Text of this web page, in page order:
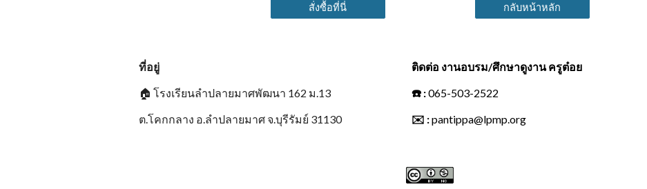
สั่งซื้อที่นี่ กลับหน้าหลัก
ที่อยู่
🏠โรงเรียนลำปลายมาศพัฒนา 162 ม.13
ต.โคกกลาง อ.ลำปลายมาศ จ.บุรีรัมย์ 31130
ติดต่อ งานอบรม/ศึกษาดูงาน ครูต๋อย
☎️ :065-503-2522
✉️ :pantippa@lpmp.org